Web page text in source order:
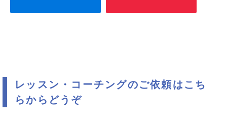
レッスン・コーチングのご依頼はこち
らからどうぞ